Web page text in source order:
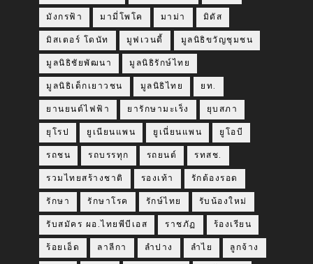
มังกรฟ้า มามี่โพโค มาม่า มิดัส
มิสเตอร์ โดนัท มูฟเวนดี้ มูลนิธิขวัญชุมชน
มูลนิธิชัยพัฒนา มูลนิธิรักษ์ไทย
มูลนิธิเด็กเยาวชน มูลนิธิไทย ยท.
ยานยนต์ไฟฟ้า ยารักษามะเร็ง ยุบสภา
ยุโรป ยูเนียนแพน ยูเนี่ยนแพน ยูโอบี
รถชน รถบรรทุก รถยนต์ รทสช.
รวมไทยสร้างชาติ รองเท้า รักต้องรอด
รักษา รักษาโรค รักษ์ไทย รับน้องใหม่
รับสมัคร ผอ.ไทยพีบีเอส ราชภัฏ ร้องเรียน
ร้อยเอ็ด ลาลีกา ลำปาง ลำไย ลูกจ้าง